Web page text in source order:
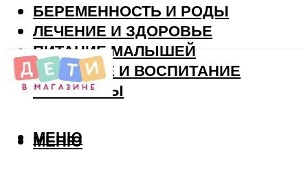
БЕРЕМЕННОСТЬ И РОДЫ
ЛЕЧЕНИЕ И ЗДОРОВЬЕ
ПИТАНИЕ МАЛЫШЕЙ
РАЗВИТИЕ И ВОСПИТАНИЕ
ВИТАМИНЫ
МЕНЮ
МЕНЮ